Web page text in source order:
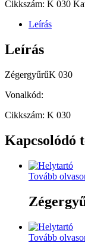
Cikkszám: K 030
Leírás
Leírás
ZégergyűrűK 030
Vonalkód:
Cikkszám: K 030
Kapcsolódó
Tovább
Tovább